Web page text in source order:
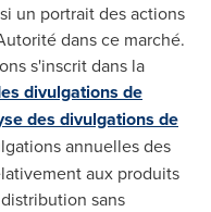
un portrait des actions
dans ce marché.
s'inscrit dans la
divulgations de
des divulgations de
annuelles des
aux produits
sans